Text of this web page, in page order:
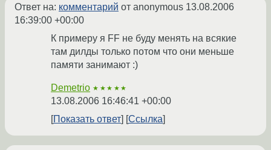
Ответ на: комментарий от anonymous 13.08.2006
16:39:00 +00:00
К примеру я FF не буду менять на всякие
там дилды только потом что они меньше
памяти занимают :)
Demetrio ★★★★★
13.08.2006 16:46:41 +00:00
Показать ответ
Ссылка